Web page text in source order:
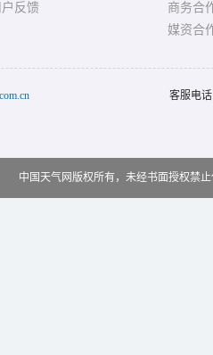
户反馈
商务合
媒资合
客服电
中国天气网版权所有，未经书面授权